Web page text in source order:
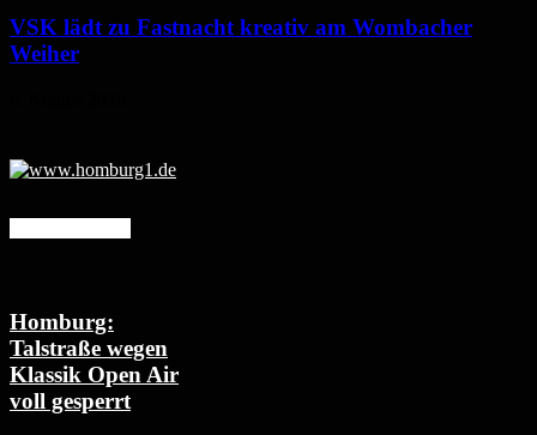
VSK lädt zu Fastnacht kreativ am Wombacher
Weiher
Homburg:
Talstraße wegen
Klassik Open Air
voll gesperrt